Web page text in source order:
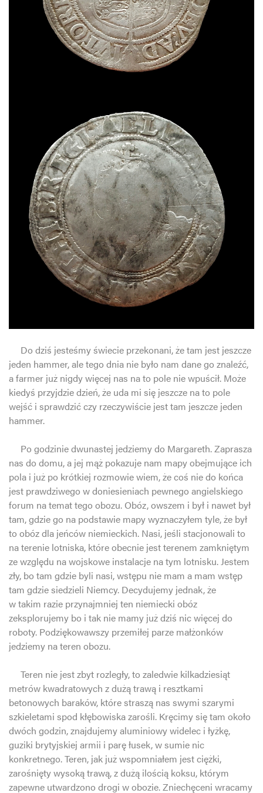
Do dziś jesteśmy świecie przekonani, że tam jest jeszcze
jeden hammer, ale tego dnia nie było nam dane go znaleźć,
a farmer już nigdy więcej nas na to pole nie wpuścił. Może
kiedyś przyjdzie dzień, że uda mi się jeszcze na to pole
wejść i sprawdzić czy rzeczywiście jest tam jeszcze jeden
hammer.
Po godzinie dwunastej jedziemy do Margareth. Zaprasza
nas do domu, a jej mąż pokazuje nam mapy obejmujące ich
pola i już po krótkiej rozmowie wiem, że coś nie do końca
jest prawdziwego w doniesieniach pewnego angielskiego
forum na temat tego obozu. Obóz, owszem i był i nawet był
tam, gdzie go na podstawie mapy wyznaczyłem tyle, że był
to obóz dla jeńców niemieckich. Nasi, jeśli stacjonowali to
na terenie lotniska, które obecnie jest terenem zamkniętym
ze względu na wojskowe instalacje na tym lotnisku. Jestem
zły, bo tam gdzie byli nasi, wstępu nie mam a mam wstęp
tam gdzie siedzieli Niemcy. Decydujemy jednak, że
w takim razie przynajmniej ten niemiecki obóz
zeksplorujemy bo i tak nie mamy już dziś nic więcej do
roboty. Podziękowawszy przemiłej parze małżonków
jedziemy na teren obozu.
Teren nie jest zbyt rozległy, to zaledwie kilkadziesiąt
metrów kwadratowych z dużą trawą i resztkami
betonowych baraków, które straszą nas swymi szarymi
szkieletami spod kłębowiska zarośli. Kręcimy się tam około
dwóch godzin, znajdujemy aluminiowy widelec i łyżkę,
guziki brytyjskiej armii i parę łusek, w sumie nic
konkretnego. Teren, jak już wspomniałem jest ciężki,
zarośnięty wysoką trawą, z dużą ilością koksu, którym
zapewne utwardzono drogi w obozie. Zniechęceni wracamy